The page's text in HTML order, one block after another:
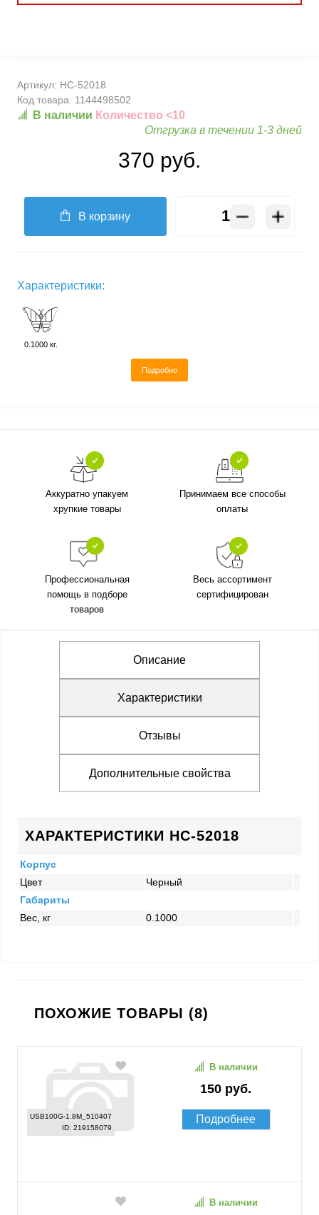
Артикул: HC-52018
Код товара: 1144498502
В наличии Количество <10
Отгрузка в течении 1-3 дней
370 руб.
В корзину
Характеристики:
0.1000 кг.
Подробно
Аккуратно упакуем
хрупкие товары
Принимаем все способы
оплаты
Профессиональная
помощь в подборе
товаров
Весь ассортимент
сертифицирован
Описание
Характеристики
Отзывы
Дополнительные свойства
ХАРАКТЕРИСТИКИ HC-52018
Корпус
Цвет
Черный
Габариты
Вес, кг
0.1000
ПОХОЖИЕ ТОВАРЫ (8)
USB100G-1.8M_510407
ID: 219158079
150 руб.
В наличии
Подробнее
В наличии